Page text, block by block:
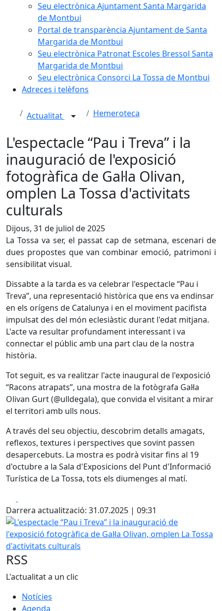
Seu electrònica Ajuntament Santa Margarida
de Montbui
Portal de transparència Ajuntament de Santa
Margarida de Montbui
Seu electrònica Patronat Escoles Bressol Santa
Margarida de Montbui
Seu electrònica Consorci La Tossa de Montbui
Adreces i telèfons
Actualitat Hemeroteca
L'espectacle “Pau i Treva” i la
inauguració de l'exposició
fotogràfica de Gal·la Olivan,
omplen La Tossa d'activitats
culturals
Dijous, 31 de juliol de 2025
La Tossa va ser, el passat cap de setmana, escenari de
dues propostes que van combinar emoció, patrimoni i
sensibilitat visual.
Dissabte a la tarda es va celebrar l'espectacle “Pau i
Treva”, una representació històrica que ens va endinsar
en els orígens de Catalunya i en el moviment pacifista
impulsat des del món eclesiàstic durant l'edat mitjana.
L'acte va resultar profundament interessant i va
connectar el públic amb una part clau de la nostra
història.
Tot seguit, es va realitzar l'acte inaugural de l'exposició
“Racons atrapats”, una mostra de la fotògrafa Gal·la
Olivan Gurt (@ulldegala), que convida el visitant a mirar
el territori amb ulls nous.
A través del seu objectiu, descobrim detalls amagats,
reflexos, textures i perspectives que sovint passen
desapercebuts. La mostra es podrà visitar fins al 19
d'octubre a la Sala d'Exposicions del Punt d'Informació
Turística de La Tossa, tots els diumenges al matí.
Darrera actualització: 31.07.2025 | 09:31
L'espectacle “Pau i Treva” i la inauguració de l'exposició
RSS
L'actualitat a un clic
Notícies
Agenda